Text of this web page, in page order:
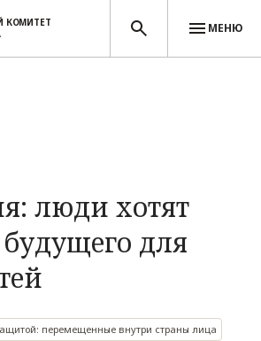
КОМИТЕТ
МЕНЮ
люди хотят
для
перемещенные внутри страны лица